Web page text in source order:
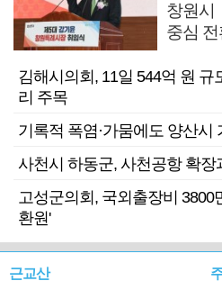
창원시
중심
김해시의회, 11일 544억 원 규
리 주목
기록적 폭염·가뭄에도 양산시
사천시 하동군, 사천공항 확장
고성군의회, 국외출장비 3800
환원'
근교산